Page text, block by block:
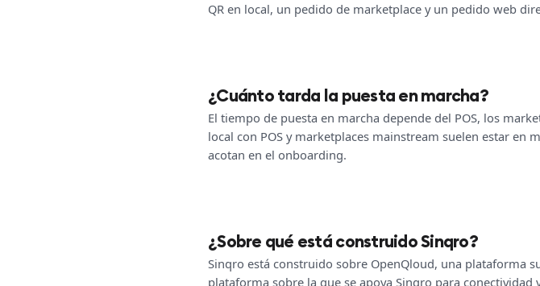
QR en local, un pedido de marketplace y un pedido web
¿Cuánto tarda la puesta en marcha?
El tiempo de puesta en marcha depende del POS, los
local con POS y marketplaces mainstream suelen estar en
acotan en el onboarding.
¿Sobre qué está construido Sinqro?
Sinqro está construido sobre OpenQloud, una plataforma
plataforma sobre la que se apoya Sinqro para